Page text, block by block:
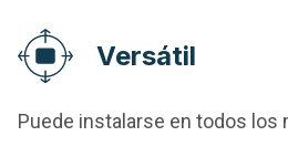
Versátil
Puede instalarse en todos los